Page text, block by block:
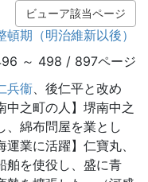
ビューア該当ページ
期（明治維新以後）
～ 498 / 897ページ
兵衞、後仁平と改め
中之町の人】堺南中之
、綿布問屋を業とし
業に活躍】仁寶丸、
舶を使役し、盛に青